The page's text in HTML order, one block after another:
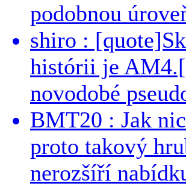
podobnou
shiro :
histórii je
novodobé
BMT20 : Jak
proto takový
nerozšíří